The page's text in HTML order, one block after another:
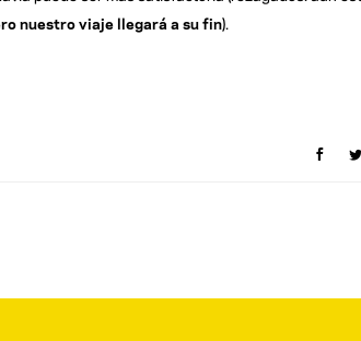
nuestro viaje llegará a su fin).